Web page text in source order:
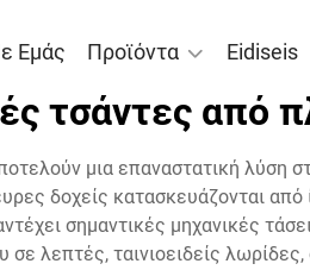
Εμάς Προϊόντα Eidiseis
τσάντες από
μια επαναστατική λύση
δοχείς κατασκευάζονται
σημαντικές μηχανικές
λεπτές, ταινιοειδείς